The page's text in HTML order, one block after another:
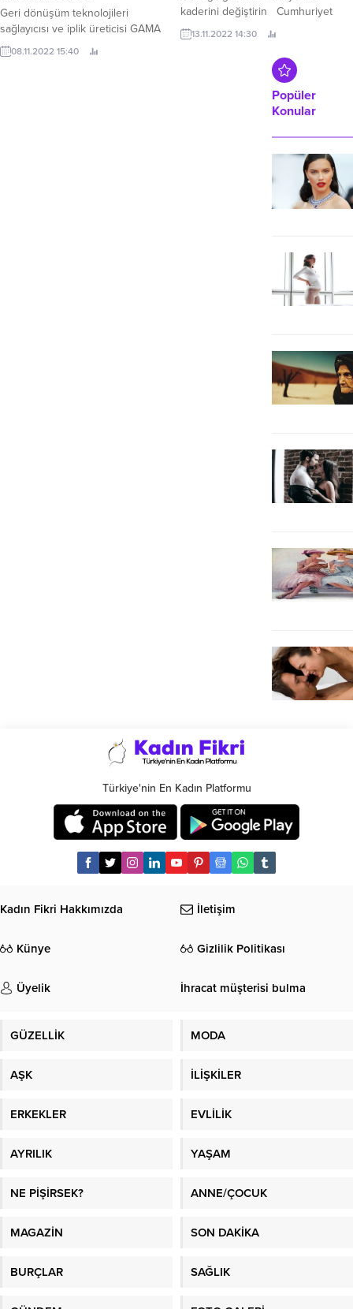
Geri dönüşüm teknolojileri
sağlayıcısı ve iplik üreticisi GAMA
Recycle, Infor CloudSuite Industrial
Enterprise ile teslim sürelerini
08.11.2022 15:40
kaderini değiştirin Cumhuriyet
Halk Partisi (CHP) Genel Başkanı
Kemal Kılıçdaroğlu, tüm Türkiye'ye
Çukurova Belediyesi'nin
gerçekleştirdiği 8 Buçuk Yılda 8'inci
Toplu Açılış ve Temel Atma
Töreninde seslendi.
13.11.2022 14:30
Popüler
Konular
Türkiye'nin En Kadın Platformu
Kadın Fikri Hakkımızda İletişim
Künye Gizlilik Politikası
Üyelik İhracat müşterisi bulma
GÜZELLİK MODA
AŞK İLİŞKİLER
ERKEKLER EVLİLİK
AYRILIK YAŞAM
NE PİŞİRSEK? ANNE/ÇOCUK
MAGAZİN SON DAKİKA
BURÇLAR SAĞLIK